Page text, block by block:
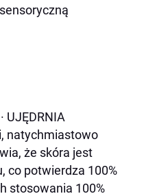
· UJĘDRNIA
natychmiastowo
że skóra jest
co potwierdza 100%
stosowania 100%